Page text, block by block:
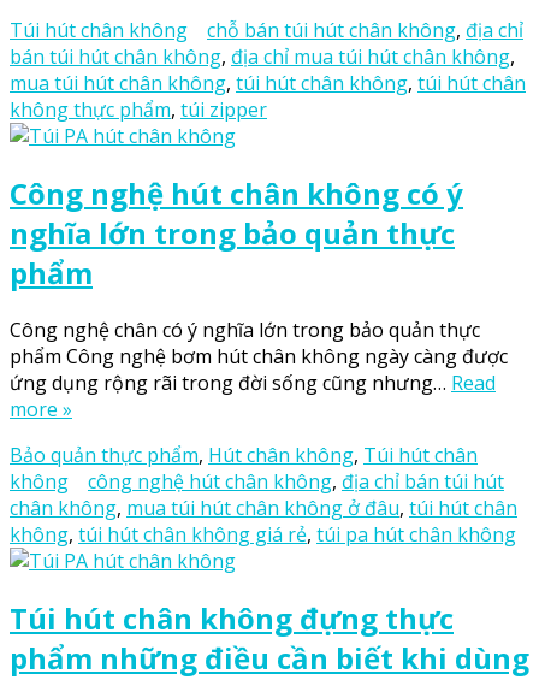
Túi hút chân không
chỗ bán túi hút chân không, địa chỉ
bán túi hút chân không, địa chỉ mua túi hút chân không,
mua túi hút chân không, túi hút chân không, túi hút chân
không thực phẩm, túi zipper
Công nghệ hút chân không có ý
nghĩa lớn trong bảo quản thực
phẩm
Công nghệ chân có ý nghĩa lớn trong bảo quản thực
phẩm Công nghệ bơm hút chân không ngày càng được
ứng dụng rộng rãi trong đời sống cũng nhưng… Read
more »
Bảo quản thực phẩm, Hút chân không, Túi hút chân
không
công nghệ hút chân không, địa chỉ bán túi hút
chân không, mua túi hút chân không ở đâu, túi hút chân
không, túi hút chân không giá rẻ, túi pa hút chân không
Túi hút chân không đựng thực
phẩm những điều cần biết khi dùng